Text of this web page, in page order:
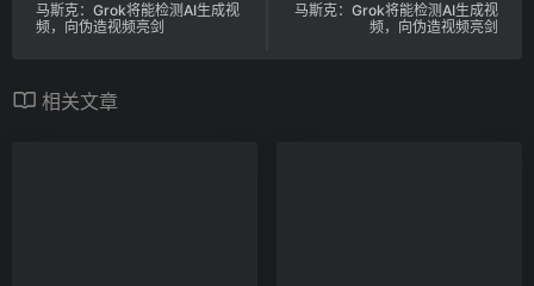
马斯克：Grok将能检测AI生成视
频，向伪造视频亮剑
马斯克：Grok将能检测AI生成视
频，向伪造视频亮剑
相关文章